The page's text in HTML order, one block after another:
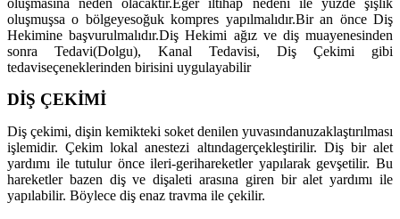
oluşmasına neden olacaktır.Eğer iltihap nedeni ile yüzde şişlik
oluşmuşsa o bölgeyesoğuk kompres yapılmalıdır.Bir an önce Diş
Hekimine başvurulmalıdır.Diş Hekimi ağız ve diş muayenesinden
sonra Tedavi(Dolgu), Kanal Tedavisi, Diş Çekimi gibi
tedaviseçeneklerinden birisini uygulayabilir
DİŞ ÇEKİMİ
Diş çekimi, dişin kemikteki soket denilen yuvasındanuzaklaştırılması
işlemidir. Çekim lokal anestezi altındagerçekleştirilir. Diş bir alet
yardımı ile tutulur önce ileri-gerihareketler yapılarak gevşetilir. Bu
hareketler bazen diş ve dişaleti arasına giren bir alet yardımı ile
yapılabilir. Böylece diş enaz travma ile çekilir.